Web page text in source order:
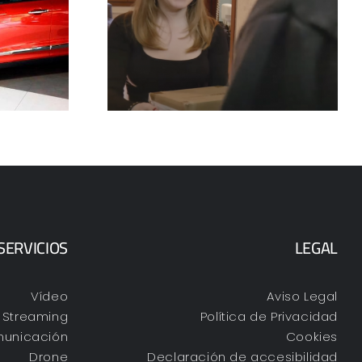
de ti Oferta Kia Sorento
PHEV
Vídeo
Streaming
Drone
LEGAL
Aviso Legal
Política de Privacidad
Cookies
Declaración de accesibilidad